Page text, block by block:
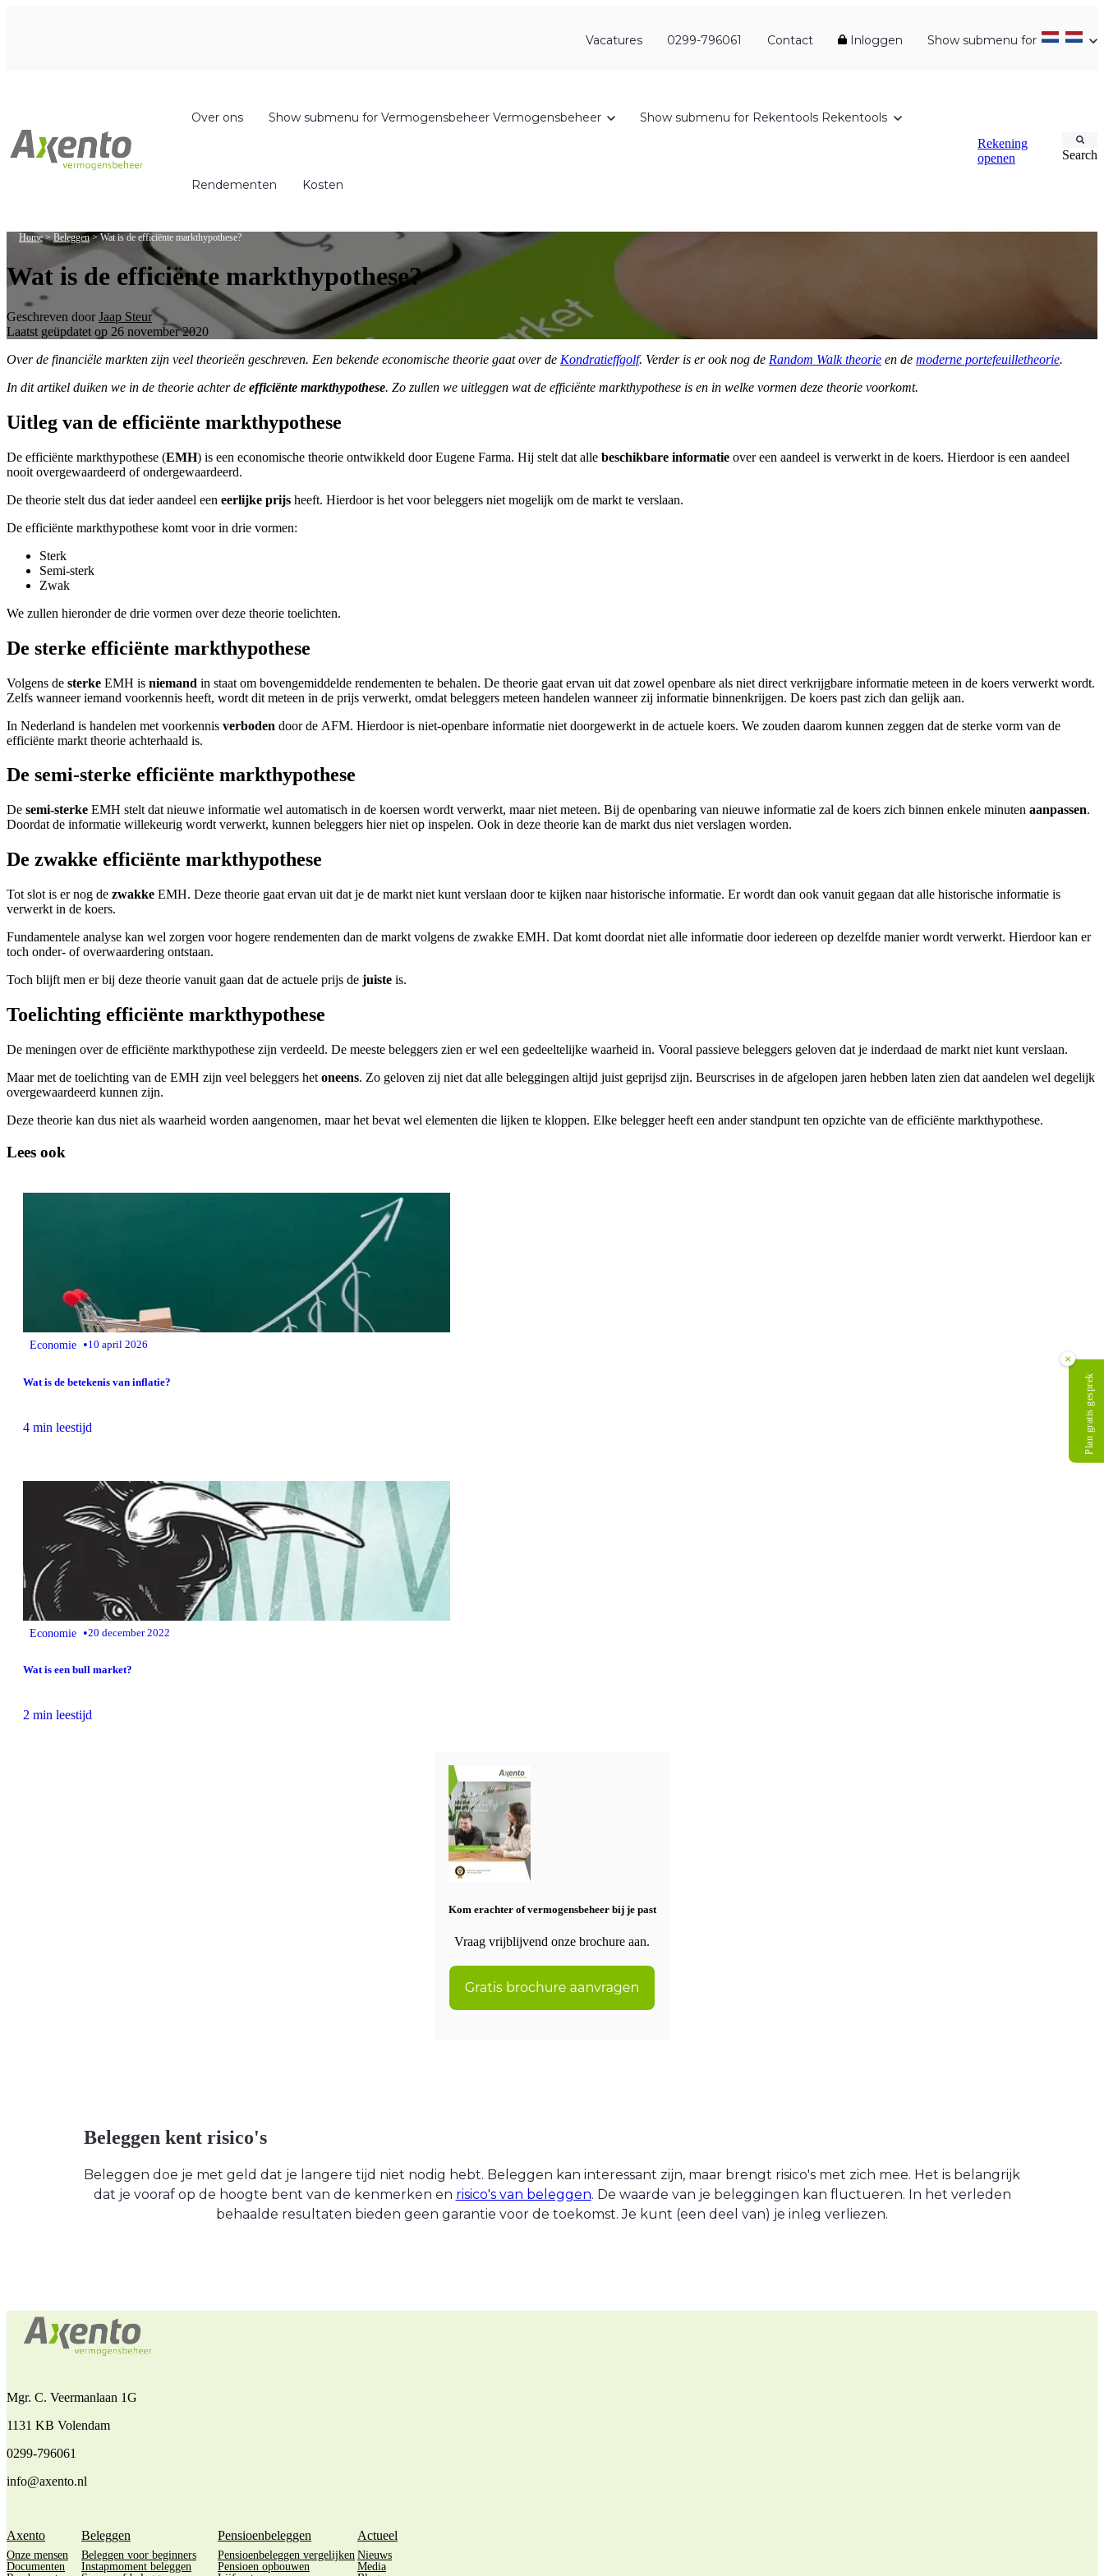
Vacatures 0299-796061 Contact Inloggen Show submenu for
Over ons Show submenu for Vermogensbeheer Vermogensbeheer Show submenu for Rekentools Rekentools
Rendementen Kosten
Rekening
openen
Search
Home>Beleggen>Wat is de efficiënte markthypothese?
Wat is de efficiënte markthypothese?
Geschreven door Jaap Steur
Laatst geüpdatet op 26 november 2020
Over de financiële markten zijn veel theorieën geschreven. Een bekende economische theorie gaat over de Kondratieffgolf. Verder is er ook nog de Random Walk theorie en de moderne portefeuilletheorie.
In dit artikel duiken we in de theorie achter de efficiënte markthypothese. Zo zullen we uitleggen wat de efficiënte markthypothese is en in welke vormen deze theorie voorkomt.
Uitleg van de efficiënte markthypothese
De efficiënte markthypothese (EMH) is een economische theorie ontwikkeld door Eugene Farma. Hij stelt dat alle beschikbare informatie over een aandeel is verwerkt in de koers. Hierdoor is een aandeel
nooit overgewaardeerd of ondergewaardeerd.
De theorie stelt dus dat ieder aandeel een eerlijke prijs heeft. Hierdoor is het voor beleggers niet mogelijk om de markt te verslaan.
De efficiënte markthypothese komt voor in drie vormen:
Sterk
Semi-sterk
Zwak
We zullen hieronder de drie vormen over deze theorie toelichten.
De sterke efficiënte markthypothese
Volgens de sterke EMH is niemand in staat om bovengemiddelde rendementen te behalen. De theorie gaat ervan uit dat zowel openbare als niet direct verkrijgbare informatie meteen in de koers verwerkt wordt.
Zelfs wanneer iemand voorkennis heeft, wordt dit meteen in de prijs verwerkt, omdat beleggers meteen handelen wanneer zij informatie binnenkrijgen. De koers past zich dan gelijk aan.
In Nederland is handelen met voorkennis verboden door de AFM. Hierdoor is niet-openbare informatie niet doorgewerkt in de actuele koers. We zouden daarom kunnen zeggen dat de sterke vorm van de
efficiënte markt theorie achterhaald is.
De semi-sterke efficiënte markthypothese
De semi-sterke EMH stelt dat nieuwe informatie wel automatisch in de koersen wordt verwerkt, maar niet meteen. Bij de openbaring van nieuwe informatie zal de koers zich binnen enkele minuten aanpassen.
Doordat de informatie willekeurig wordt verwerkt, kunnen beleggers hier niet op inspelen. Ook in deze theorie kan de markt dus niet verslagen worden.
De zwakke efficiënte markthypothese
Tot slot is er nog de zwakke EMH. Deze theorie gaat ervan uit dat je de markt niet kunt verslaan door te kijken naar historische informatie. Er wordt dan ook vanuit gegaan dat alle historische informatie is
verwerkt in de koers.
Fundamentele analyse kan wel zorgen voor hogere rendementen dan de markt volgens de zwakke EMH. Dat komt doordat niet alle informatie door iedereen op dezelfde manier wordt verwerkt. Hierdoor kan er
toch onder- of overwaardering ontstaan.
Toch blijft men er bij deze theorie vanuit gaan dat de actuele prijs de juiste is.
Toelichting efficiënte markthypothese
De meningen over de efficiënte markthypothese zijn verdeeld. De meeste beleggers zien er wel een gedeeltelijke waarheid in. Vooral passieve beleggers geloven dat je inderdaad de markt niet kunt verslaan.
Maar met de toelichting van de EMH zijn veel beleggers het oneens. Zo geloven zij niet dat alle beleggingen altijd juist geprijsd zijn. Beurscrises in de afgelopen jaren hebben laten zien dat aandelen wel degelijk
overgewaardeerd kunnen zijn.
Deze theorie kan dus niet als waarheid worden aangenomen, maar het bevat wel elementen die lijken te kloppen. Elke belegger heeft een ander standpunt ten opzichte van de efficiënte markthypothese.
Lees ook
Economie •10 april 2026
Wat is de betekenis van inflatie?
4 min leestijd
Economie •20 december 2022
Wat is een bull market?
2 min leestijd
Kom erachter of vermogensbeheer bij je past
Vraag vrijblijvend onze brochure aan.
Beleggen kent risico's
Beleggen doe je met geld dat je langere tijd niet nodig hebt. Beleggen kan interessant zijn, maar brengt risico's met zich mee. Het is belangrijk
dat je vooraf op de hoogte bent van de kenmerken en risico's van beleggen. De waarde van je beleggingen kan fluctueren. In het verleden
behaalde resultaten bieden geen garantie voor de toekomst. Je kunt (een deel van) je inleg verliezen.
Mgr. C. Veermanlaan 1G
1131 KB Volendam
0299-796061
info@axento.nl
Axento
Onze mensen
Documenten
Beleggen
Beleggen voor beginners
Instapmoment beleggen
Pensioenbeleggen
Pensioenbeleggen vergelijken
Pensioen opbouwen
Actueel
Nieuws
Media
×
Plan gratis gesprek